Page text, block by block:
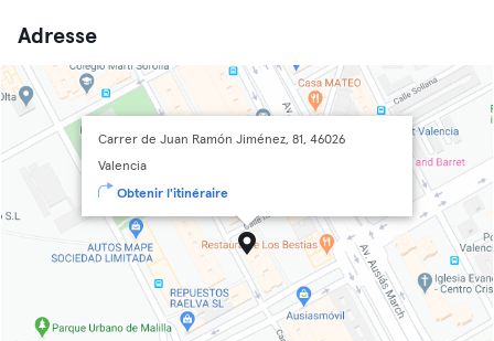
Adresse
Carrer de Juan Ramón Jiménez, 81, 46026
Valencia
Obtenir l'itinéraire